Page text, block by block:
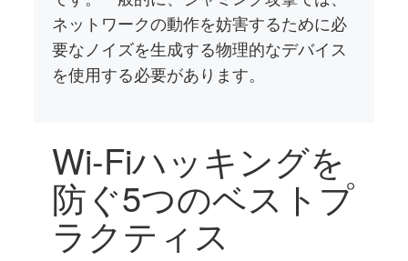
ネットワークの動作を妨害するために必
要なノイズを生成する物理的なデバイス
を使用する必要があります。
Wi-Fiハッキングを
防ぐ5つのベストプ
ラクティス